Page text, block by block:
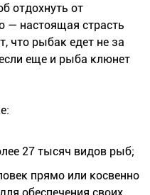
отдохнуть от
— настоящая страсть
что рыбак едет не за
еще и рыба клюнет
27 тысяч видов рыб;
прямо или косвенно